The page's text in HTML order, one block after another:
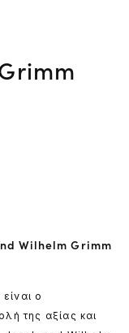
Wilhelm Grimm
ο
της αξίας και